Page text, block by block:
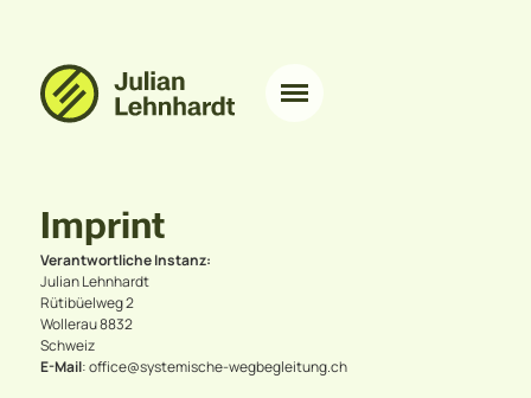
Imprint
Verantwortliche Instanz:
Julian Lehnhardt
Rütibüelweg 2
Wollerau 8832
Schweiz
E-Mail: office@systemische-wegbegleitung.ch